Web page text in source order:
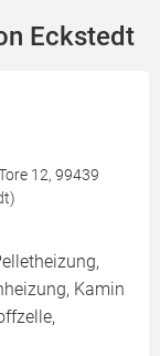
Eckstedt
12, 99439
Kamin